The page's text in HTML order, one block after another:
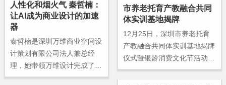
5个领域的实力和水平。其
中，深圳大学上榜4个学科领
域，南方科技大学上榜2个学
科领域，在众多顶尖院校的竞
争中崭露头角。
人性化和烟火气 秦哲楠：
让AI成为商业设计的加速
器
秦哲楠是深圳万维商业空间设
计策划有限公司法人兼总经
理，她带领万维设计完成了多
个具有代表性的零售项目，曾
市养老托育产教融合共同
体实训基地揭牌
12月25日，深圳市养老托育
产教融合共同体实训基地揭牌
仪式暨银龄消费文化节活动在
深业颐居·坪山康养中心举行